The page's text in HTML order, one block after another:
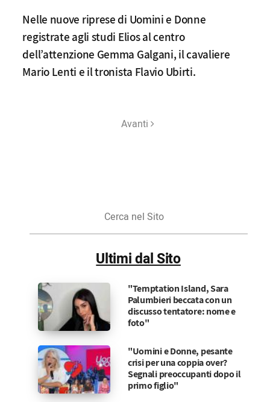
Nelle nuove riprese di Uomini e Donne
registrate agli studi Elios al centro
dell’attenzione Gemma Galgani, il cavaliere
Mario Lenti e il tronista Flavio Ubirti.
Avanti
Sito
Ultimi dal Sito
"Temptation Island, Sara
Palumbieri beccata con un
discusso tentatore: nome e
foto"
"Uomini e Donne, pesante
crisi per una coppia over?
Segnali preoccupanti dopo il
primo figlio"